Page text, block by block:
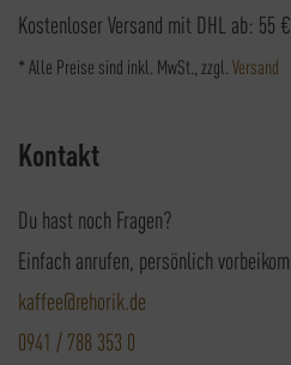
Kostenloser Versand mit DHL ab: 55 €
* Alle Preise sind inkl. MwSt., zzgl. Versand
Kontakt
Du hast noch Fragen?
Einfach anrufen, persönlich
kaffee@rehorik.de
0941 / 788 353 0